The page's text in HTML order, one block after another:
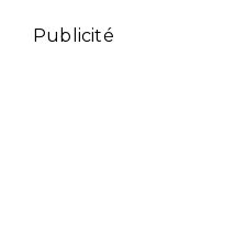
Publicité